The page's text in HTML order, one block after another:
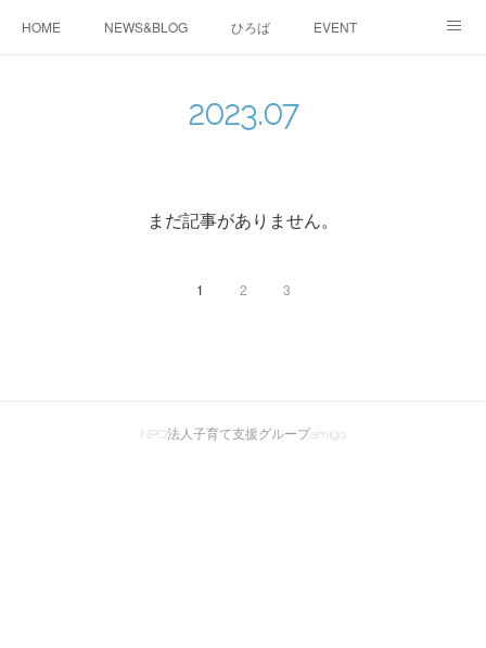
HOME NEWS&BLOG ひろば EVENT
2023.07
まだ記事がありません。
1 2 3
NPO法人子育て支援グループamigo